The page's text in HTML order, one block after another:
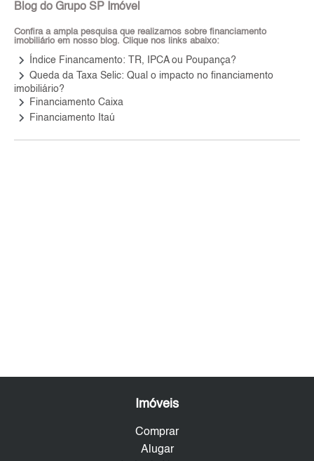
Blog do Grupo SP Imóvel
Confira a ampla pesquisa que realizamos sobre financiamento
imobiliário em nosso blog. Clique nos links abaixo:
keyboard_arrow_right Índice Financamento: TR, IPCA ou Poupança?
keyboard_arrow_right Queda da Taxa Selic: Qual o impacto no financiamento
imobiliário?
keyboard_arrow_right Financiamento Caixa
keyboard_arrow_right Financiamento Itaú
Imóveis
Comprar
Alugar